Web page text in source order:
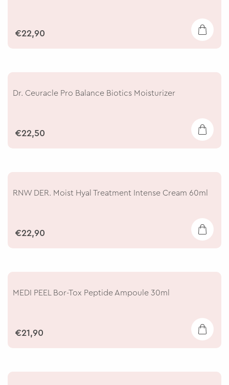
€22,90
Dr. Ceuracle Pro Balance Biotics Moisturizer
€22,50
RNW DER. Moist Hyal Treatment Intense Cream 60ml
€22,90
MEDI PEEL Bor-Tox Peptide Ampoule 30ml
€21,90